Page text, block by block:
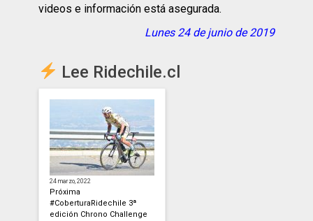
videos e información está asegurada.
Lunes 24 de junio de 2019
Lee Ridechile.cl
24 marzo, 2022
Próxima
#CoberturaRidechile 3ª
edición Chrono Challenge